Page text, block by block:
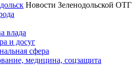
Новости Зеленодольской ОТГ
влада
и досуг
сфера
медицина, соцзащита